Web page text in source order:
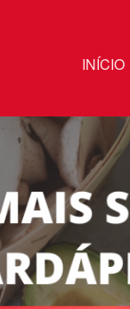
Pular
INÍCIO